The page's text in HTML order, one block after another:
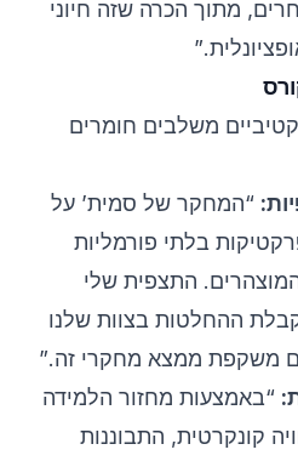
מתוך הכרה שזה חיוני
משלבים חומרים
“המחקר של סמית’ על
בלתי פורמליות
התצפית שלי
ההחלטות בצוות שלנו
משקפת ממצא מחקרי זה.”
“באמצעות מחזור הלמידה
קונקרטית, התבוננות